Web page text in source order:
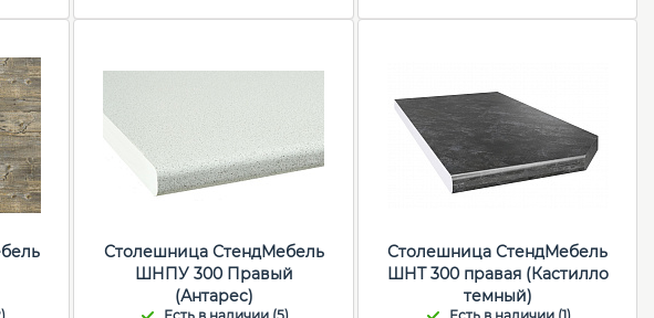
Столешница СтендМебель
ШНПУ 300 Правый
(Антарес)
Столешница СтендМебель
ШНТ 300 правая (Кастилло
темный)